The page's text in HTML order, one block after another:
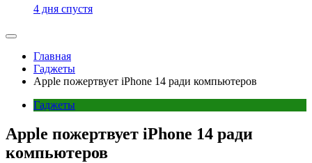
4 дня спустя
Главная
Гаджеты
Apple пожертвует iPhone 14 ради компьютеров
Гаджеты
Apple пожертвует iPhone 14 ради
компьютеров